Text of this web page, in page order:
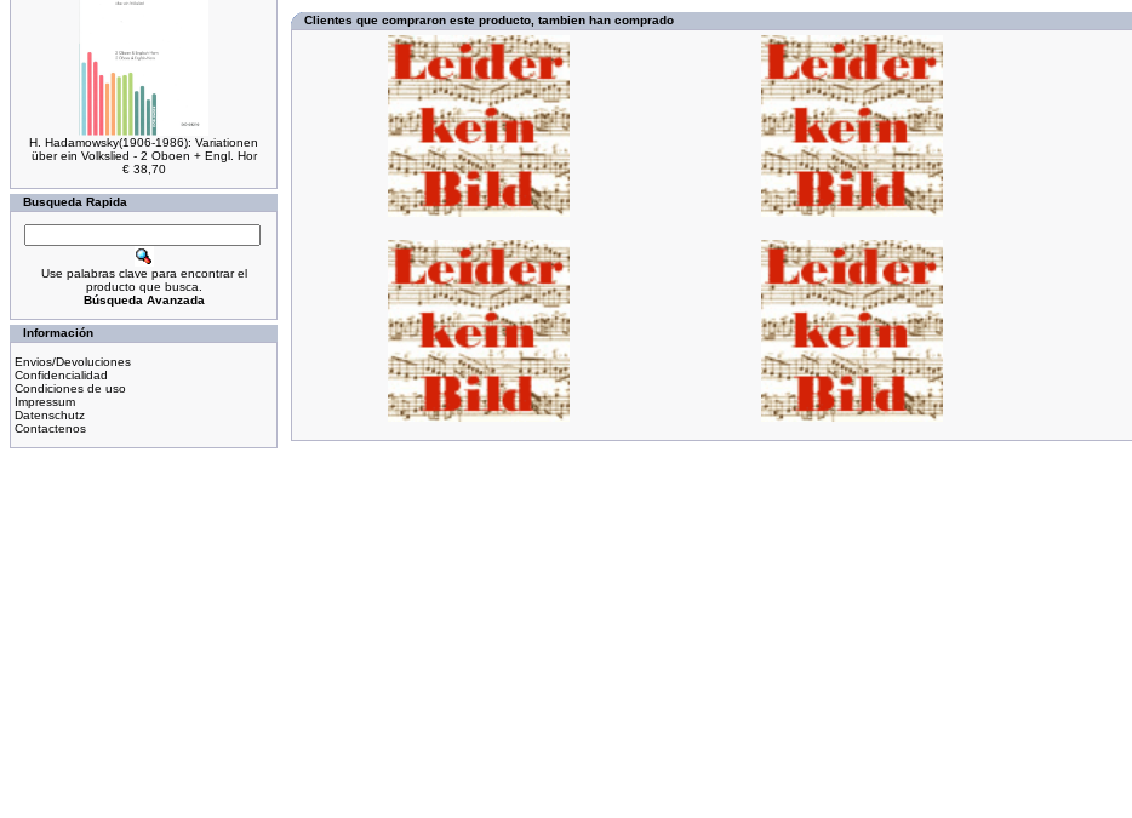
H. Hadamowsky(1906-1986): Variationen
über ein Volkslied - 2 Oboen + Engl. Hor
€ 38,70
Busqueda Rapida
Use palabras clave para encontrar el
producto que busca.
Búsqueda Avanzada
Información
Envios/Devoluciones
Confidencialidad
Condiciones de uso
Impressum
Datenschutz
Contactenos
Clientes que compraron este producto, tambien han comprado